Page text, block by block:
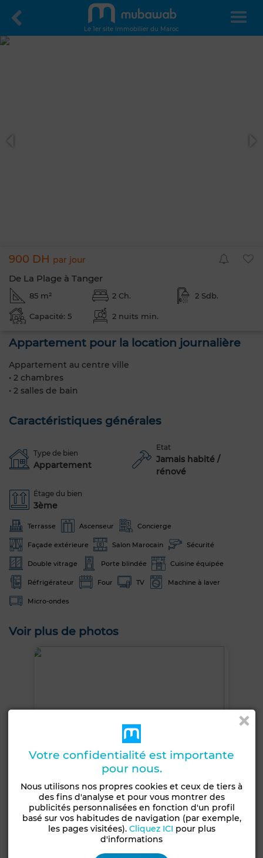
Le 1er site immobilier du Maroc
900 DH par jour
De La Plage à Tanger
85 m² 2 Ch. 2 Sdb.
Capacité: 5 2 nuits min.
Appartement pour la location journalière
Appartement au centre ville
• 2 chambres
• 2 salles de bain
Caractéristiques générales
Type de bien
Appartement
Etat
Jamais habité /
rénové
Étage du bien
3ème
Terrasse Ascenseur Concierge
Façade extérieure Salon Marocain Sécurité
Double vitrage Porte blindée Cuisine équipée
Réfrigérateur Four TV Machine à laver
Micro-ondes
Voir plus de photos
+6 PHOTOS
Votre confidentialité est importante
pour nous.
Nous utilisons nos propres cookies et ceux de tiers à
des fins d'analyse et pour vous montrer des
publicités personnalisées en fonction d'un profil
basé sur vos habitudes de navigation (par exemple,
les pages visitées). Cliquez ICI pour plus
d'informations